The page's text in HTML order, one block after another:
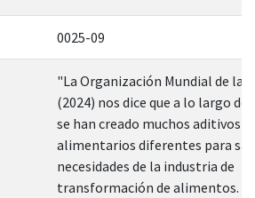
0025-09
"La Organización Mundial de la
(2024) nos dice que a lo largo
se han creado muchos aditivos
alimentarios diferentes para
necesidades de la industria de
transformación de alimentos.